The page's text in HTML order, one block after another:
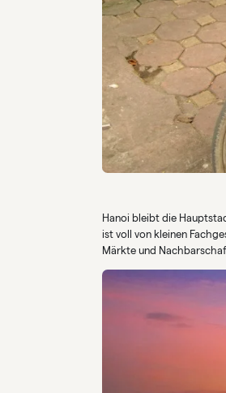
Hanoi bleibt die
ist voll von kleinen
Märkte und